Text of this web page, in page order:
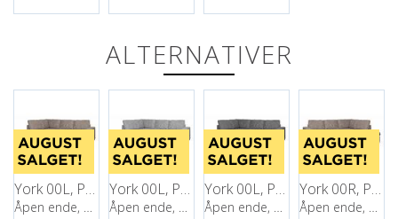
ALTERNATIVER
York 00L, PG2 York 00L, PG2 York 00L, PG2 York 00R, PG2